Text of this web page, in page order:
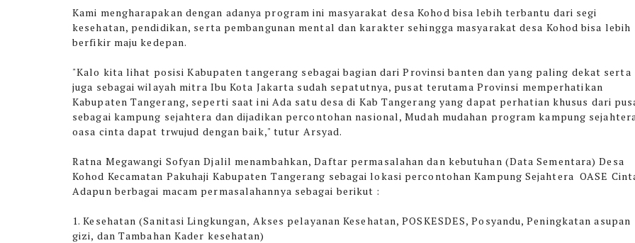
Kami mengharapakan dengan adanya program ini masyarakat desa Kohod bisa lebih terbantu dari segi
kesehatan, pendidikan, serta pembangunan mental dan karakter sehingga masyarakat desa Kohod bisa lebih
berfikir maju kedepan.
"Kalo kita lihat posisi Kabupaten tangerang sebagai bagian dari Provinsi banten dan yang paling dekat serta
juga sebagai wilayah mitra Ibu Kota Jakarta sudah sepatutnya, pusat terutama Provinsi memperhatikan
Kabupaten Tangerang, seperti saat ini Ada satu desa di Kab Tangerang yang dapat perhatian khusus dari
sebagai kampung sejahtera dan dijadikan percontohan nasional, Mudah mudahan program kampung
oasa cinta dapat trwujud dengan baik," tutur Arsyad.
Ratna Megawangi Sofyan Djalil menambahkan, Daftar permasalahan dan kebutuhan (Data Sementara) Desa
Kohod Kecamatan Pakuhaji Kabupaten Tangerang sebagai lokasi percontohan Kampung Sejahtera OASE
Adapun berbagai macam permasalahannya sebagai berikut :
1. Kesehatan (Sanitasi Lingkungan, Akses pelayanan Kesehatan, POSKESDES, Posyandu, Peningkatan asupan
gizi, dan Tambahan Kader kesehatan)